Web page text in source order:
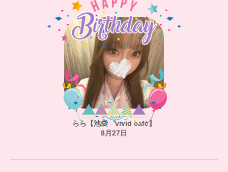
らら【池袋 vivid cafe】
8月27日